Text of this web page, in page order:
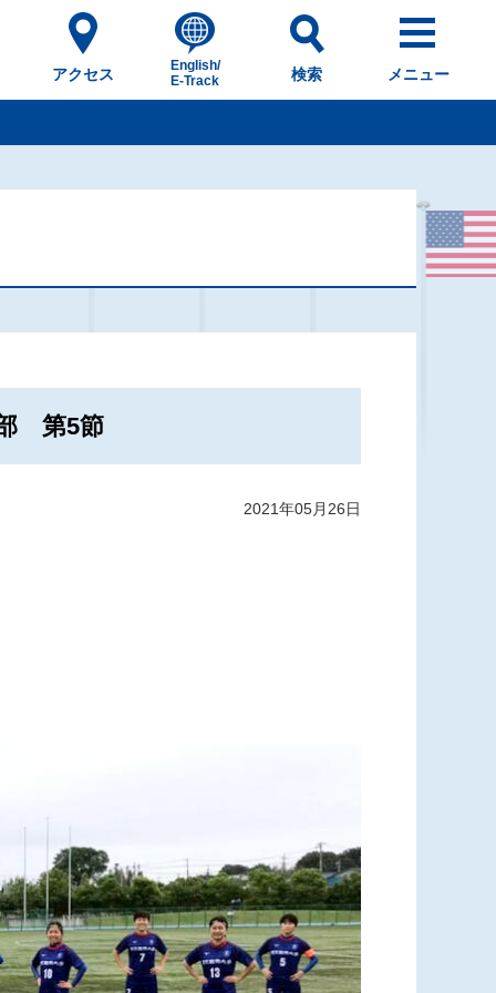
アクセス
English/
E-Track
検索 メニュー
第5節
2021年05月26日